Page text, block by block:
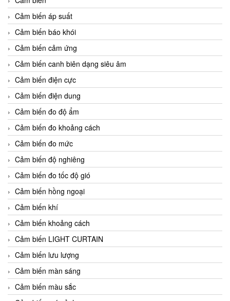
Cảm biến áp suất
Cảm biến báo khói
Cảm biến cảm ứng
Cảm biến canh biên dạng siêu âm
Cảm biến điện cực
Cảm biến điện dung
Cảm biến đo độ ẩm
Cảm biến đo khoảng cách
Cảm biến đo mức
Cảm biến độ nghiêng
Cảm biến đo tốc độ gió
Cảm biến hồng ngoại
Cảm biến khí
Cảm biến khoảng cách
Cảm biến LIGHT CURTAIN
Cảm biến lưu lượng
Cảm biến màn sáng
Cảm biến màu sắc